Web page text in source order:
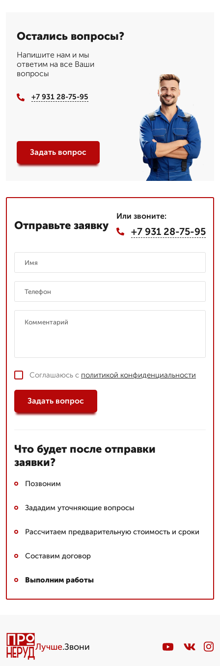
Остались вопросы?
Напишите нам и мы
ответим на все Ваши
вопросы
+7 931 28-75-95
Задать вопрос
Отправьте заявку
Или звоните:
+7 931 28-75-95
Соглашаюсь с политикой конфиденциальности
Задать вопрос
Что будет после отправки
заявки?
Позвоним
Зададим уточняющие вопросы
Рассчитаем предварительную стоимость и сроки
Составим договор
Выполним работы
Лучше.Звони